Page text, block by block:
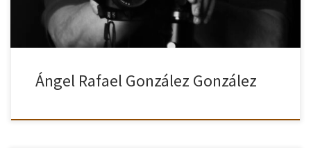
Ángel Rafael González González